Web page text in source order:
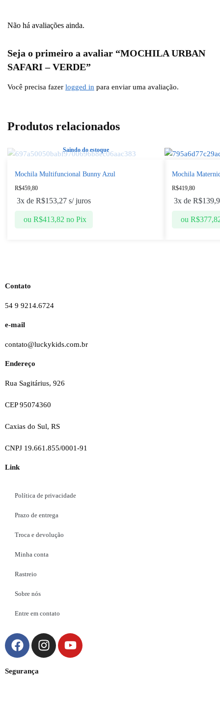
Não há avaliações ainda.
Seja o primeiro a avaliar “MOCHILA URBAN
SAFARI – VERDE”
Você precisa fazer logged in para enviar uma avaliação.
Produtos relacionados
Saindo do estoque
Mochila Multifuncional Bunny Azul
R$459,80
ou R$413,82 no Pix
3x de R$153,27 s/ juros
Mochila
R$419,80
ou R$
3x de R$
Contato
54 9 9214.6724
e-mail
contato@luckykids.com.br
Endereço
Rua Sagitárius, 926
CEP 95074360
Caxias do Sul, RS
CNPJ 19.661.855/0001-91
Link
Política de privacidade
Prazo de entrega
Troca e devolução
Minha conta
Rastreio
Sobre nós
Entre em contato
Segurança